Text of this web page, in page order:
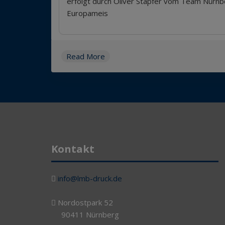
Europameis
Read More
Kontakt
info@lmb-druck.de
Nordostpark 52
90411 Nürnberg